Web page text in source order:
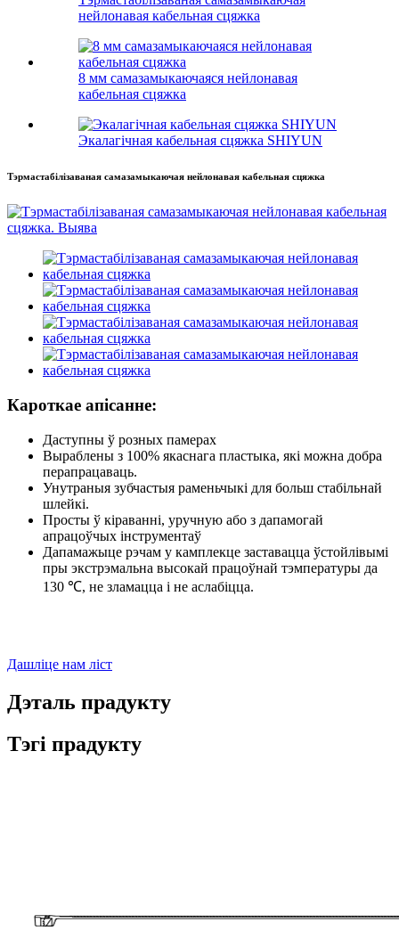
нейлонавая кабельная сцяжка
8 мм самазамыкаючаяся нейлонавая
кабельная сцяжка
Экалагічная кабельная сцяжка SHIYUN
Тэрмастабілізаваная самазамыкаючая нейлонавая кабельная сцяжка
Кароткае апісанне:
Даступны ў розных памерах
Выраблены з 100% якаснага пластыка, які можна добра
перапрацаваць.
Унутраныя зубчастыя раменьчыкі для больш стабільнай
шлейкі.
Просты ў кіраванні, уручную або з дапамогай
апрацоўчых інструментаў
Дапамажыце рэчам у камплекце заставацца ўстойлівымі
пры экстрэмальна высокай працоўнай тэмпературы да
130 ℃, не зламацца і не аслабіцца.
Дашліце нам ліст
Дэталь прадукту
Тэгі прадукту